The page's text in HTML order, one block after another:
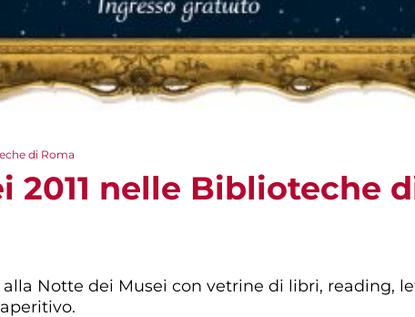
di Roma
2011 nelle Biblioteche
Notte dei Musei con vetrine di libri, reading,